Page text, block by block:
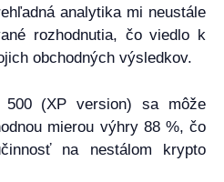
analytika mi neustále
rozhodnutia, čo viedlo k
obchodných výsledkov.
500 (XP version) sa môže
mierou výhry 88 %, čo
na nestálom krypto